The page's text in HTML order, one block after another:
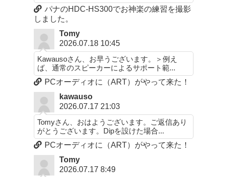
パナのHDC-HS300でお神楽の練習を撮影
しました。
Tomy
2026.07.18 10:45
Kawausoさん、お早うございます。＞例え
ば、通常のスピーカーによるサポート範...
PCオーディオに（ART）がやって来た！
kawauso
2026.07.17 21:03
Tomyさん、おはようございます。ご返信あり
がとうございます。Dipを設けた場合...
PCオーディオに（ART）がやって来た！
Tomy
2026.07.17 8:49